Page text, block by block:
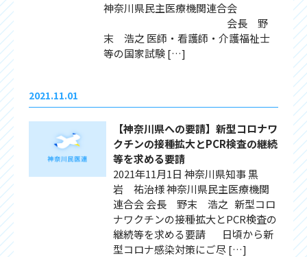
神奈川県民主医療機関連合会
会長 野
末 浩之 医師・看護師・介護福祉士
等の国家試験 […]
2021.11.01
【神奈川県への要請】新型コロナワ
クチンの接種拡大とPCR検査の継続
等を求める要請
2021年11月1日 神奈川県知事 黒
岩 祐治様 神奈川県民主医療機関
連合会 会長 野末 浩之 新型コロ
ナワクチンの接種拡大とPCR検査の
継続等を求める要請 日頃から新
型コロナ感染対策にご尽 […]